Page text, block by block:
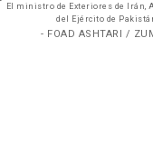
El ministro de Exteriores de Irán,
del Ejército de
- FOAD ASHTARI /